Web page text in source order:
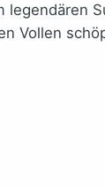
Vollen